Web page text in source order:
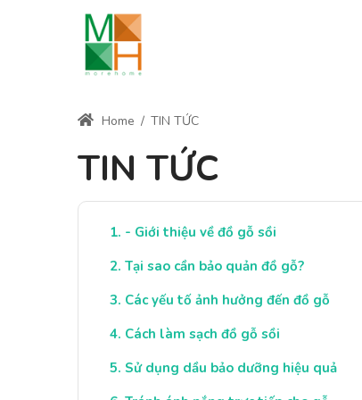
Home / TIN TỨC
TIN TỨC
- Giới thiệu về đồ gỗ sồi
Tại sao cần bảo quản đồ gỗ?
Các yếu tố ảnh hưởng đến đồ gỗ
Cách làm sạch đồ gỗ sồi
Sử dụng dầu bảo dưỡng hiệu quả